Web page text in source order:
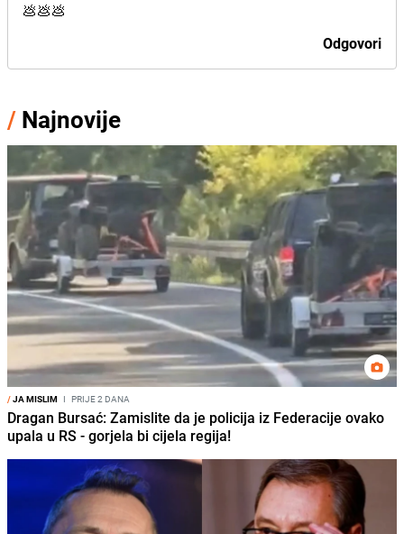
💩💩💩
Odgovori
/ Najnovije
/JA MISLIM I PRIJE 2 DANA
Dragan Bursać: Zamislite da je policija iz Federacije ovako
upala u RS - gorjela bi cijela regija!